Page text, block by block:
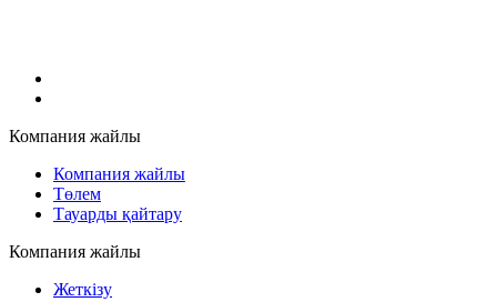
Компания жайлы
Компания жайлы
Төлем
Тауарды қайтару
Компания жайлы
Жеткізу